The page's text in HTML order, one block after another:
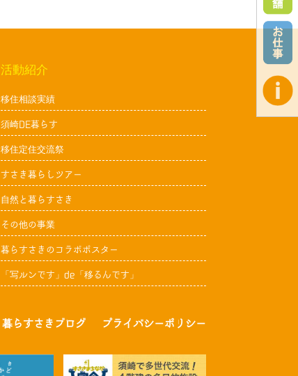
活動紹介
移住相談実績
須崎DE暮らす
移住定住交流祭
すさき暮らしツアー
自然と暮らすさき
その他の事業
暮らすさきのコラボポスター
「写ルンです」de「移るんです」
暮らすさきブログ プライバシーポリシー